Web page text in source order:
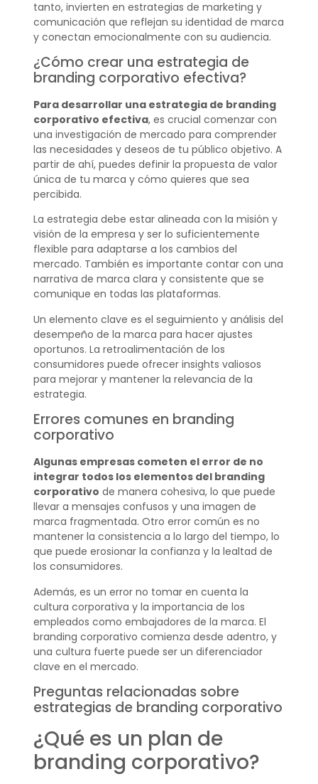
tanto, invierten en estrategias de marketing y
comunicación que reflejan su identidad de marca
y conectan emocionalmente con su audiencia.
¿Cómo crear una estrategia de
branding corporativo efectiva?
Para desarrollar una estrategia de branding
corporativo efectiva, es crucial comenzar con
una investigación de mercado para comprender
las necesidades y deseos de tu público objetivo. A
partir de ahí, puedes definir la propuesta de valor
única de tu marca y cómo quieres que sea
percibida.
La estrategia debe estar alineada con la misión y
visión de la empresa y ser lo suficientemente
flexible para adaptarse a los cambios del
mercado. También es importante contar con una
narrativa de marca clara y consistente que se
comunique en todas las plataformas.
Un elemento clave es el seguimiento y análisis del
desempeño de la marca para hacer ajustes
oportunos. La retroalimentación de los
consumidores puede ofrecer insights valiosos
para mejorar y mantener la relevancia de la
estrategia.
Errores comunes en branding
corporativo
Algunas empresas cometen el error de no
integrar todos los elementos del branding
corporativo de manera cohesiva, lo que puede
llevar a mensajes confusos y una imagen de
marca fragmentada. Otro error común es no
mantener la consistencia a lo largo del tiempo, lo
que puede erosionar la confianza y la lealtad de
los consumidores.
Además, es un error no tomar en cuenta la
cultura corporativa y la importancia de los
empleados como embajadores de la marca. El
branding corporativo comienza desde adentro, y
una cultura fuerte puede ser un diferenciador
clave en el mercado.
Preguntas relacionadas sobre
estrategias de branding corporativo
¿Qué es un plan de
branding corporativo?